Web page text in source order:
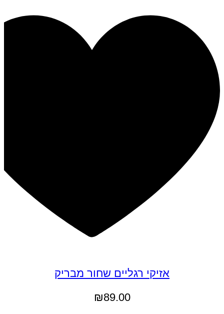
אזיקי רגליים שחור מבריק
₪89.00